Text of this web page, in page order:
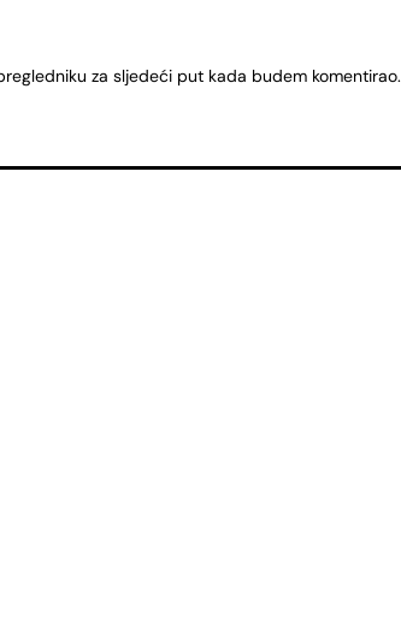
za sljedeći put kada budem komentirao.